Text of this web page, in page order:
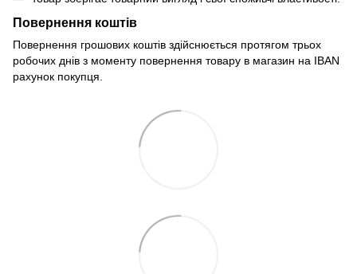
Повернення коштів
Повернення грошових коштів здійснюється протягом трьох
робочих днів з моменту повернення товару в магазин на IBAN
рахунок покупця.